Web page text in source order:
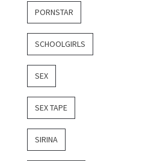
PORNSTAR
SCHOOLGIRLS
SEX
SEX TAPE
SIRINA